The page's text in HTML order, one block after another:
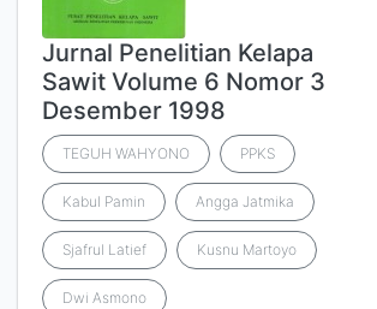
Jurnal Penelitian Kelapa
Sawit Volume 6 Nomor 3
Desember 1998
TEGUH WAHYONO PPKS
Kabul Pamin Angga Jatmika
Sjafrul Latief Kusnu Martoyo
Dwi Asmono